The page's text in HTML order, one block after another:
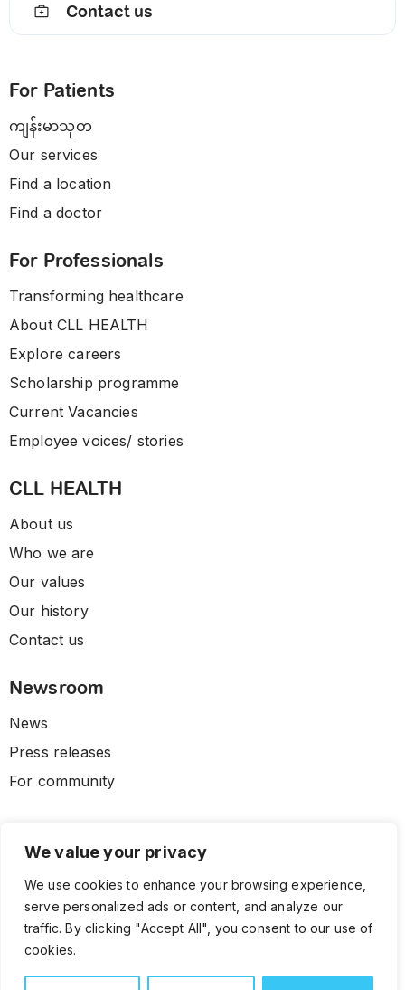
We value your privacy
We use cookies to enhance your browsing experience,
serve personalized ads or content, and analyze our
traffic. By clicking "Accept All", you consent to our use of
cookies.
Contact us
For Patients
ကျန်းမာသုတ
Our services
Find a location
Find a doctor
For Professionals
Transforming healthcare
About CLL HEALTH
Explore careers
Scholarship programme
Current Vacancies
Employee voices/ stories
CLL HEALTH
About us
Who we are
Our values
Our history
Contact us
Newsroom
News
Press releases
For community
© 2026 CLL HEALTH. All Rights Reserved.